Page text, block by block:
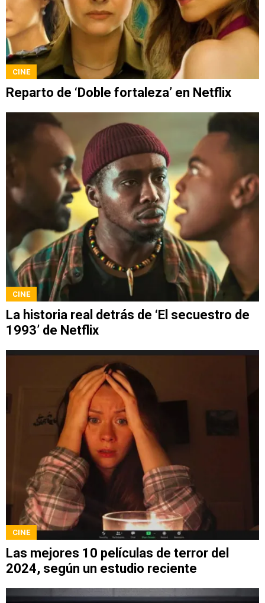
CINE
Reparto de ‘Doble fortaleza’ en Netflix
CINE
La historia real detrás de ‘El secuestro de
1993’ de Netflix
CINE
Las mejores 10 películas de terror del
2024, según un estudio reciente